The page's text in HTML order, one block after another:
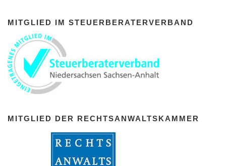
MITGLIED IM STEUERBERATERVERBAND
MITGLIED DER RECHTSANWALTSKAMMER